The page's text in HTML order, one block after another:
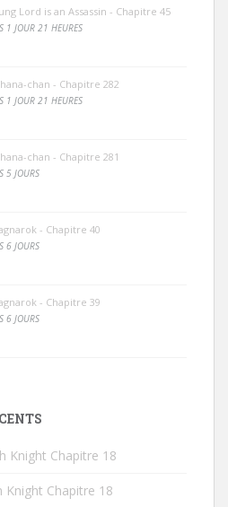
Lord is an Assassin - Chapitre 45
1 JOUR 21 HEURES
chan - Chapitre 282
1 JOUR 21 HEURES
chan - Chapitre 281
5 JOURS
- Chapitre 40
6 JOURS
- Chapitre 39
6 JOURS
Knight Chapitre 18
Knight Chapitre 18